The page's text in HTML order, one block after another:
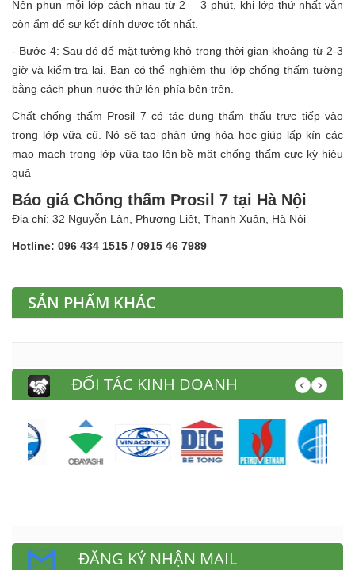
Nên phun mỗi lớp cách nhau từ 2 – 3 phút, khi lớp thứ nhất vẫn
còn ẩm để sự kết dính được tốt nhất.
- Bước 4: Sau đó để mặt tường khô trong thời gian khoảng từ 2-3
giờ và kiểm tra lại. Bạn có thể nghiệm thu lớp chống thấm tường
bằng cách phun nước thử lên phía bên trên.
Chất chống thấm Prosil 7 có tác dụng thẩm thấu trực tiếp vào
trong lớp vữa cũ. Nó sẽ tạo phản ứng hóa học giúp lấp kín các
mao mạch trong lớp vữa tạo lên bề mặt chống thấm cực kỳ hiệu
quả
Báo giá Chống thấm Prosil 7 tại Hà Nội
Địa chỉ: 32 Nguyễn Lân, Phương Liệt, Thanh Xuân, Hà Nội
Hotline: 096 434 1515 / 0915 46 7989
SẢN PHẨM KHÁC
ĐỐI TÁC KINH DOANH
ĐĂNG KÝ NHẬN MAIL